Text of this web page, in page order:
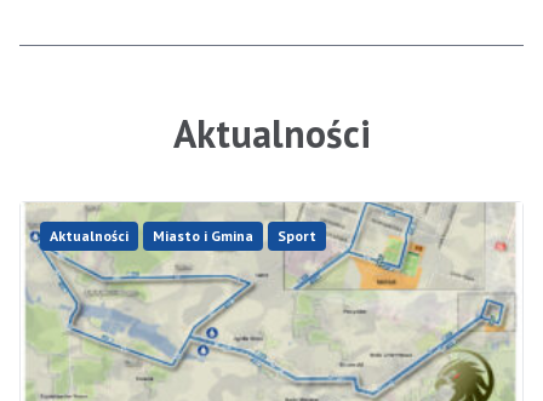
Aktualności
Aktualności Miasto i Gmina Sport